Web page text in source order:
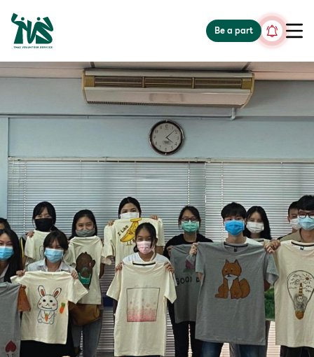
gv-5iuoxpem74qfjw.dv.googlehosted.com
Be a part